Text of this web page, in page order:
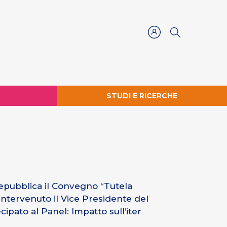
STUDI E RICERCHE
il Convegno “Tutela
il Vice Presidente del
al Panel: Impatto sull’iter